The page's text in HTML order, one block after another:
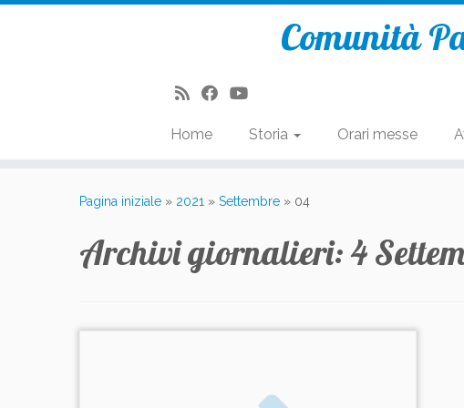
Comunità
Home Storia Orari messe
Pagina iniziale » 2021 » Settembre » 04
Archivi giornalieri:4